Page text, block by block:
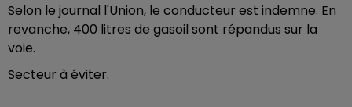
Selon le journal l'Union, le conducteur est indemne. En
revanche, 400 litres de gasoil sont répandus sur la
voie.
Secteur à éviter.